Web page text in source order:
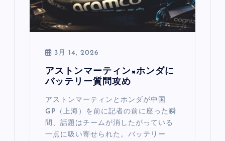
3月 14, 2026
アストンマーティン×ホンダに
バッテリー質問攻め
アストンマーティンとホンダが中国
GP（上海）を前に記者の前に座った瞬
間、話題はチームが消したがっている
一点に吸い寄せられた。バッテリー